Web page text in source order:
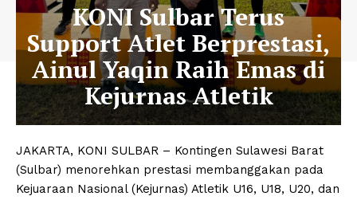
KONI Sulbar Terus
Support Atlet Berprestasi,
Ainul Yaqin Raih Emas di
Kejurnas Atletik
JAKARTA, KONI SULBAR – Kontingen Sulawesi Barat
(Sulbar) menorehkan prestasi membanggakan pada
Kejuaraan Nasional (Kejurnas) Atletik U16, U18, U20, dan